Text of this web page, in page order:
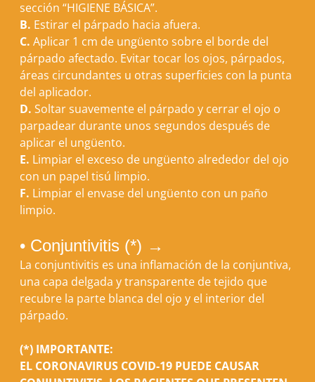
sección “HIGIENE BÁSICA”.
B. Estirar el párpado hacia afuera.
C. Aplicar 1 cm de ungüento sobre el borde del
párpado afectado. Evitar tocar los ojos, párpados,
áreas circundantes u otras superficies con la punta
del aplicador.
D. Soltar suavemente el párpado y cerrar el ojo o
parpadear durante unos segundos después de
aplicar el ungüento.
E. Limpiar el exceso de ungüento alrededor del ojo
con un papel tisú limpio.
F. Limpiar el envase del ungüento con un paño
limpio.
• Conjuntivitis (*) →
La conjuntivitis es una inflamación de la conjuntiva,
una capa delgada y transparente de tejido que
recubre la parte blanca del ojo y el interior del
párpado.
(*) IMPORTANTE:
EL CORONAVIRUS COVID-19 PUEDE CAUSAR